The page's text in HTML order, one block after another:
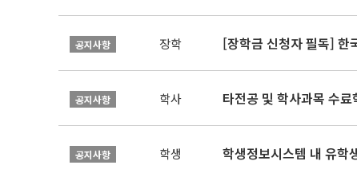
공지사항 장학 [장학금 신청자 필독] 한
공지사항 학사 타전공 및 학사과목 수
공지사항 학생 학생정보시스템 내 유학